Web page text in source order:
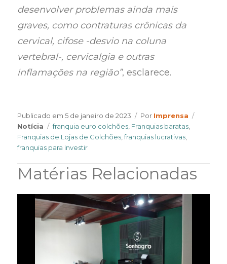
desenvolver problemas ainda mais
graves, como contraturas crônicas da
cervical, cifose -desvio na coluna
vertebral-, cervicalgia e outras
inflamações na região”, esclarece.
Publicado em5 de janeiro de 2023 Por Author
Imprensa
Notícia
Tags
franquia euro colchões, Franquias baratas,
Franquias de Lojas de Colchões,franquias lucrativas,
franquias para investir
Matérias Relacionadas